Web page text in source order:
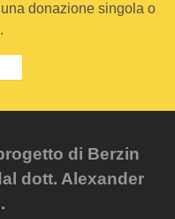
donazione singola o
di Berzin
dott. Alexander